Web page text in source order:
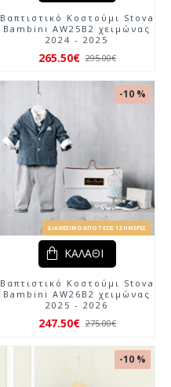
Βαπτιστικό Κοστούμι Stova
Bambini AW25Β2 χειμώνας
2024 - 2025
265.50€ 295.00€
-10 %
ΔΙΑΘΈΣΙΜΟ ΑΠΌ 7 ΈΩΣ 12 ΗΜΈΡΕΣ
Βαπτιστικό Κοστούμι Stova
Bambini AW26Β2 χειμώνας
2025 - 2026
247.50€ 275.00€
ΚΑΛΆΘΙ
-10 %